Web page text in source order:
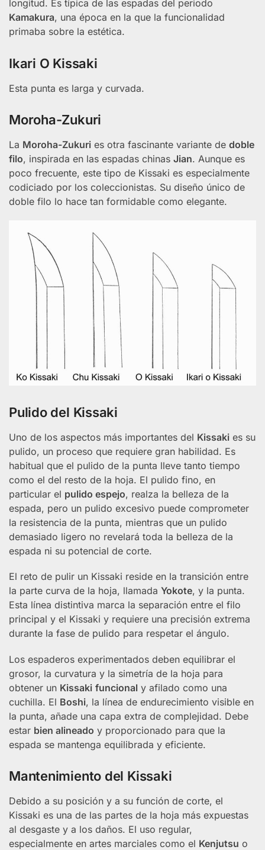
longitud. Es típica de las espadas del periodo
Kamakura, una época en la que la funcionalidad
primaba sobre la estética.
Ikari O Kissaki
Esta punta es larga y curvada.
Moroha-Zukuri
La Moroha-Zukuri es otra fascinante variante de doble
filo, inspirada en las espadas chinas Jian. Aunque es
poco frecuente, este tipo de Kissaki es especialmente
codiciado por los coleccionistas. Su diseño único de
doble filo lo hace tan formidable como elegante.
Pulido del Kissaki
Uno de los aspectos más importantes del Kissaki es su
pulido, un proceso que requiere gran habilidad. Es
habitual que el pulido de la punta lleve tanto tiempo
como el del resto de la hoja. El pulido fino, en
particular el pulido espejo, realza la belleza de la
espada, pero un pulido excesivo puede comprometer
la resistencia de la punta, mientras que un pulido
demasiado ligero no revelará toda la belleza de la
espada ni su potencial de corte.
El reto de pulir un Kissaki reside en la transición entre
la parte curva de la hoja, llamada Yokote, y la punta.
Esta línea distintiva marca la separación entre el filo
principal y el Kissaki y requiere una precisión extrema
durante la fase de pulido para respetar el ángulo.
Los espaderos experimentados deben equilibrar el
grosor, la curvatura y la simetría de la hoja para
obtener un Kissaki funcional y afilado como una
cuchilla. El Boshi, la línea de endurecimiento visible en
la punta, añade una capa extra de complejidad. Debe
estar bien alineado y proporcionado para que la
espada se mantenga equilibrada y eficiente.
Mantenimiento del Kissaki
Debido a su posición y a su función de corte, el
Kissaki es una de las partes de la hoja más expuestas
al desgaste y a los daños. El uso regular,
especialmente en artes marciales como el Kenjutsu o